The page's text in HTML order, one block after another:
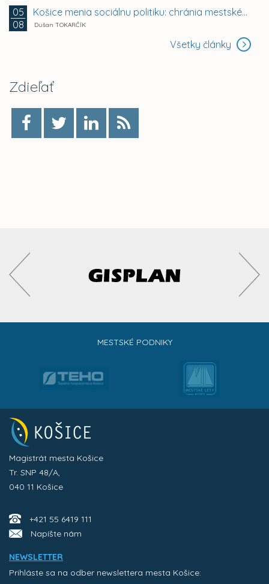
05
08
Košice menia sociálnu politiku: chránia mestské byty...
Dušan TOKARČÍK
Všetky články
Zdieľať
MESTSKÉ PODNIKY
Magistrát mesta Košice
Tr. SNP 48/A,
040 11 Košice
+421 55 6419 111
Napíšte nám
NEWSLETTER
Prihláste sa na odber newslettera mesta Košice: